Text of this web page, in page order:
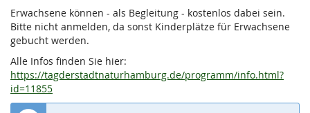
Erwachsene können - als Begleitung - kostenlos dabei sein.
Bitte nicht anmelden, da sonst Kinderplätze für Erwachsene
gebucht werden.
Alle Infos finden Sie hier:
https://tagderstadtnaturhamburg.de/programm/info.html?
id=11855